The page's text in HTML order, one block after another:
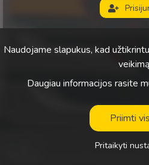
Naudojame slapukus, kad
Daugiau informacijos rasite
Priimti
Pritaikyti